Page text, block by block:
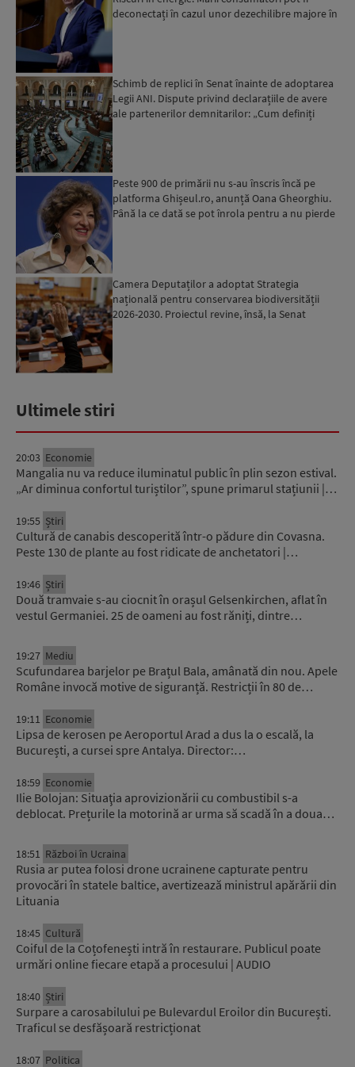
deconectați în cazul unor dezechilibre majore în
Schimb de replici în Senat înainte de adoptarea
Legii ANI. Dispute privind declarațiile de avere
ale partenerilor demnitarilor: „Cum definiți
Peste 900 de primării nu s-au înscris încă pe
platforma Ghișeul.ro, anunță Oana Gheorghiu.
Până la ce dată se pot înrola pentru a nu pierde
Camera Deputaților a adoptat Strategia
națională pentru conservarea biodiversității
2026-2030. Proiectul revine, însă, la Senat
Ultimele stiri
20:03 Economie
Mangalia nu va reduce iluminatul public în plin sezon estival.
„Ar diminua confortul turiștilor”, spune primarul stațiunii |…
19:55 Știri
Cultură de canabis descoperită într-o pădure din Covasna.
Peste 130 de plante au fost ridicate de anchetatori |…
19:46 Știri
Două tramvaie s-au ciocnit în orașul Gelsenkirchen, aflat în
vestul Germaniei. 25 de oameni au fost răniți, dintre…
19:27 Mediu
Scufundarea barjelor pe Brațul Bala, amânată din nou. Apele
Române invocă motive de siguranță. Restricții în 80 de…
19:11 Economie
Lipsa de kerosen pe Aeroportul Arad a dus la o escală, la
București, a cursei spre Antalya. Director:…
18:59 Economie
Ilie Bolojan: Situaţia aprovizionării cu combustibil s-a
deblocat. Prețurile la motorină ar urma să scadă în a doua…
18:51 Război în Ucraina
Rusia ar putea folosi drone ucrainene capturate pentru
provocări în statele baltice, avertizează ministrul apărării din
Lituania
18:45 Cultură
Coiful de la Coțofenești intră în restaurare. Publicul poate
urmări online fiecare etapă a procesului | AUDIO
18:40 Știri
Surpare a carosabilului pe Bulevardul Eroilor din București.
Traficul se desfășoară restricționat
18:07 Politica